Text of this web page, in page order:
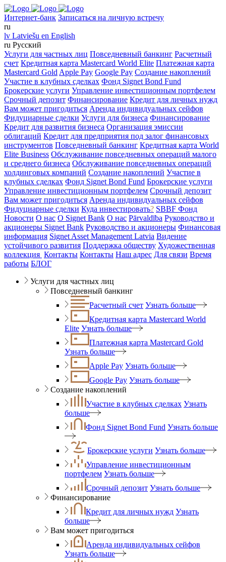
Интернет-банк Записаться на личную встречу
ru
lv Latviešu en English
ru Русский
Услуги для частных лиц Повседневный банкинг Расчетный
счет Кредитная карта Mastercard World Elite Платежная карта
Mastercard Gold Apple Pay Google Pay Создание накоплений
Участие в клубных сделках Фонд Signet Bond Fund
Брокерские услуги Управление инвестиционным портфелем
Срочный депозит Финансирование Кредит для личных нужд
Вам может пригодиться Аренда индивидуальных сейфов
Фидуциарные сделки Услуги для бизнеса Финансирование
Кредит для развития бизнеса Организация эмиссии
облигаций Кредит для предприятия под залог финансовых
инструментов Повседневный банкинг Кредитная карта World
Elite Business Обслуживание повседневных операций малого
и среднего бизнеса Обслуживание повседневных операций
холдинговых компаний Создание накоплений Участие в
клубных сделках Фонд Signet Bond Fund Брокерские услуги
Управление инвестиционным портфелем Срочный депозит
Вам может пригодиться Аренда индивидуальных сейфов
Фидуциарные сделки Куда инвестировать? SBBF Фонд
Новости О нас O Signet Bank О нас Pārvaldība Руководство и
акционеры Signet Bank Руководство и акционеры Финансовая
информация Signet Asset Management Latvia Видение
устойчивого развития Поддержка обществу Художественная
коллекция Контакты Контакты Наш адрес Для связи Время
работы БЛОГ
Услуги для частных лиц
Повседневный банкинг
Расчетный счет Узнать больше
Кредитная карта Mastercard World
Elite Узнать больше
Платежная карта Mastercard Gold
Узнать больше
Apple Pay Узнать больше
Google Pay Узнать больше
Создание накоплений
Участие в клубных сделках Узнать
больше
Фонд Signet Bond Fund Узнать больше
Брокерские услуги Узнать больше
Управление инвестиционным
портфелем Узнать больше
Срочный депозит Узнать больше
Финансирование
Кредит для личных нужд Узнать
больше
Вам может пригодиться
Аренда индивидуальных сейфов
Узнать больше